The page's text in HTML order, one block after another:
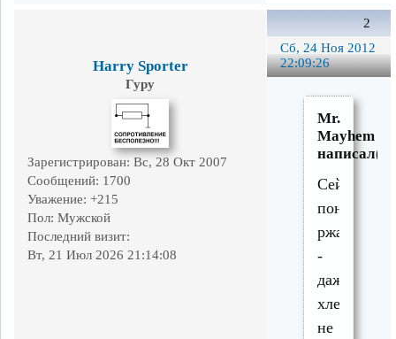
2
Сб, 24 Ноя 2012
22:09:26
Harry Sporter
Гуру
Зарегистрирован: Вс, 28 Окт 2007
Сообщений: 1700
Уважение: +215
Пол: Мужской
Последний визит:
Вт, 21 Июл 2026 21:14:08
Mr.
Mayhem
Сейчас
понюхал
ржаной
-
даже
хлебом
не